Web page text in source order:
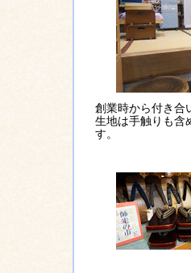
創業時から付き合
生地は手触りも含
す。